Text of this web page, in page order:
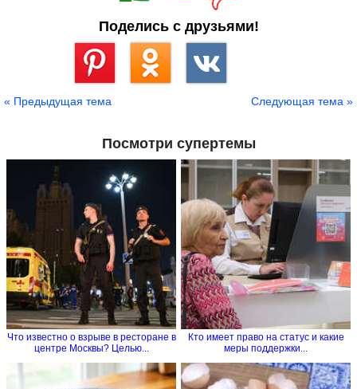
Поделись с друзьями!
« Предыдущая тема Следующая тема »
Посмотри супертемы
Что известно о взрыве в ресторане в
центре Москвы? Целью...
Кто имеет право на статус и какие
меры поддержки...